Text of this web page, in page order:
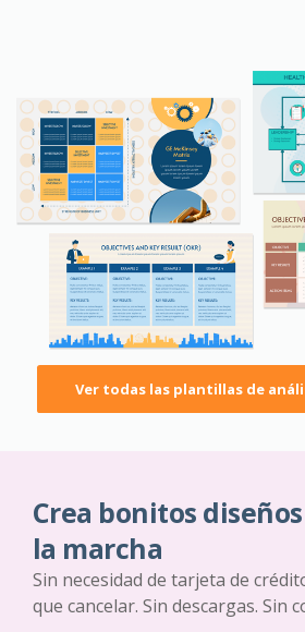
Ver todas las plantillas de
Crea bonitos
la marcha
Sin necesidad de tarjeta de
que cancelar. Sin descargas. Sin